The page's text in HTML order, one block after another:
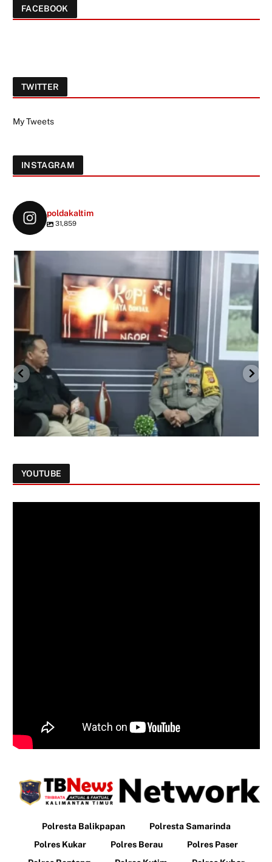
FACEBOOK
TWITTER
My Tweets
INSTAGRAM
poldakaltim
31,859
YOUTUBE
Polresta Balikpapan
Polresta Samarinda
Polres Kukar
Polres Berau
Polres Paser